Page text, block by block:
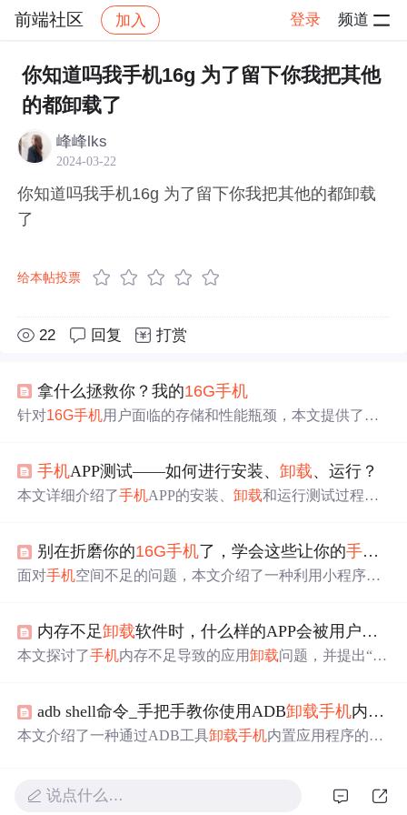
前端社区 加入 登录 频道
社区 前端社区 感慨 帖子详情
你知道吗我手机16g 为了留下你我把其他
的都卸载了
峰峰lks
2024-03-22
你知道吗我手机16g 为了留下你我把其他的都卸载
了
给本帖投票
22 回复 打赏
拿什么拯救你？我的16G手机
针对16G手机用户面临的存储和性能瓶颈，本文提供了一
等，帮助用户优化手机性能。
手机APP测试——如何进行安装、卸载、运行？
本文详细介绍了手机APP的安装、卸载和运行测试过程，
别在折磨你的16G手机了，学会这些让你的手机
面对手机空间不足的问题，本文介绍了一种利用小程序替
务。通过使用小程序，不仅能够解决手机存储空间紧张的
问题，还能享受便捷的服务。
内存不足卸载软件时，什么样的APP会被用户留下
本文探讨了手机内存不足导致的应用卸载问题，并提出“连
adb shell命令_手把手教你使用ADB卸载手机内置App软件 ！！！
本文介绍了一种通过ADB工具卸载手机内置应用程序的方
说点什么…